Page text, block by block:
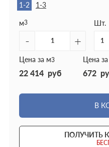
1-2
1-3
м3
- +
Шт.
Цена за м3
22 414 руб
Цена
672
В
ПОЛУЧИТЬ